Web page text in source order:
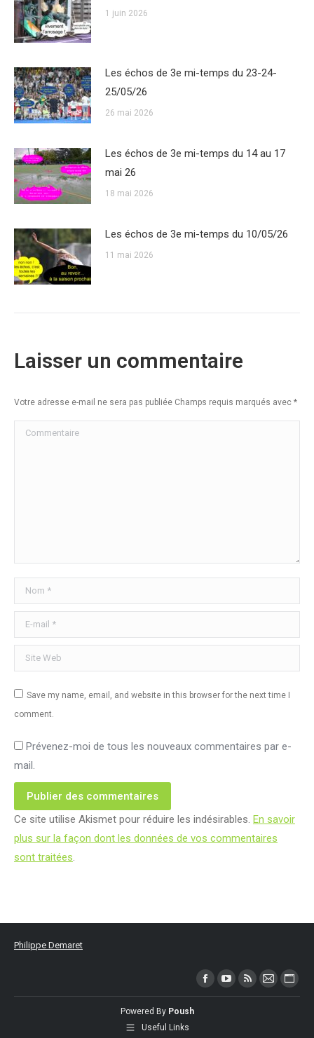
1 juin 2026
Les échos de 3e mi-temps du 23-24-
25/05/26
26 mai 2026
Les échos de 3e mi-temps du 14 au 17
mai 26
18 mai 2026
Les échos de 3e mi-temps du 10/05/26
11 mai 2026
Laisser un commentaire
Votre adresse e-mail ne sera pas publiée Champs requis marqués avec *
Commentaire
Nom *
E-mail *
Site Web
Save my name, email, and website in this browser for the next time I
comment.
Prévenez-moi de tous les nouveaux commentaires par e-
mail.
Publier des commentaires
Ce site utilise Akismet pour réduire les indésirables. En savoir
plus sur la façon dont les données de vos commentaires
sont traitées.
Philippe Demaret
Facebook
YouTubeRSS Mail Site
Powered By Poush
Useful Links